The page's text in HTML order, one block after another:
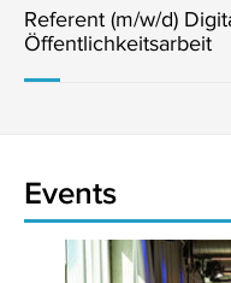
Referent (m/w/d)
Öffentlichkeitsarbeit
Events